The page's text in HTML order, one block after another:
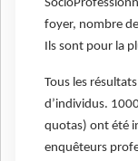
foyer, nombre
Ils sont pour la
Tous les
d’individus.
quotas) ont été
enquêteurs